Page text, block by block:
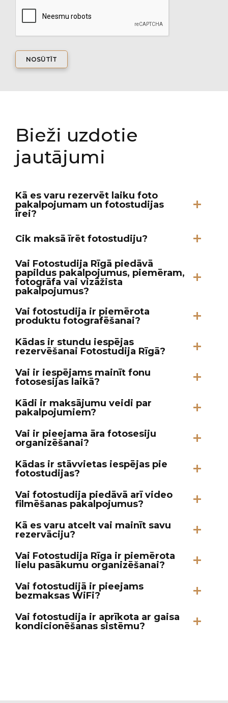
NOSŪTĪT
Bieži uzdotie
jautājumi
Kā es varu rezervēt laiku foto
pakalpojumam un fotostudijas
īrei?
Cik maksā īrēt fotostudiju?
Vai Fotostudija Rīgā piedāvā
papildus pakalpojumus, piemēram,
fotogrāfa vai vizāžista
pakalpojumus?
Vai fotostudija ir piemērota
produktu fotografēšanai?
Kādas ir stundu iespējas
rezervēšanai Fotostudija Rīgā?
Vai ir iespējams mainīt fonu
fotosesijas laikā?
Kādi ir maksājumu veidi par
pakalpojumiem?
Vai ir pieejama āra fotosesiju
organizēšanai?
Kādas ir stāvvietas iespējas pie
fotostudijas?
Vai fotostudija piedāvā arī video
filmēšanas pakalpojumus?
Kā es varu atcelt vai mainīt savu
rezervāciju?
Vai Fotostudija Rīga ir piemērota
lielu pasākumu organizēšanai?
Vai fotostudijā ir pieejams
bezmaksas WiFi?
Vai fotostudija ir aprīkota ar gaisa
kondicionēšanas sistēmu?